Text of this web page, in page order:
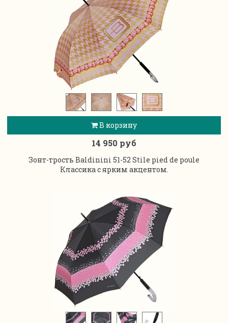
В корзину
14 950 руб
Зонт-трость Baldinini 51-52 Stile pied de poule
Классика с ярким акцентом.